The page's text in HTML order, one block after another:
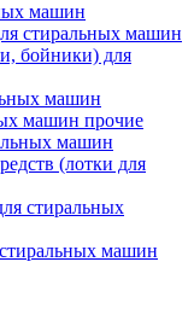
машин
стиральных машин
бойники) для
машин
машин прочие
машин
(лотки для
стиральных
машин